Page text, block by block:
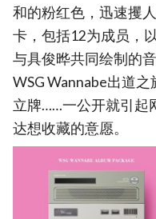
和的粉红色，迅速攫
卡，包括12为成员，
与具俊晔共同绘制的
WSG Wannabe出道
立牌……一公开就引起
达想收藏的意愿。